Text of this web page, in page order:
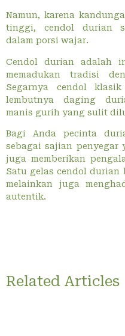
Namun, karena
tinggi, cendol durian
dalam porsi wajar.
Cendol durian adalah
memadukan tradisi
Segarnya cendol
lembutnya daging
manis gurih yang sulit
Bagi Anda pecinta
sebagai sajian penyegar
juga memberikan
Satu gelas cendol durian
melainkan juga
autentik.
Related Articles